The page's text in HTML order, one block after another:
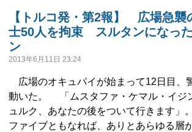
【トルコ発・第2報】 広場急襲
士50人を拘束 スルタンになっ
ン
2013年6月11日 23:24
広場のオキュパイが始まって12日目、
動いた。 「ムスタファ・ケマル・イジ
ュルク、あなたの後をついて行きます」
ファイブともなれば、ありとあらゆる層